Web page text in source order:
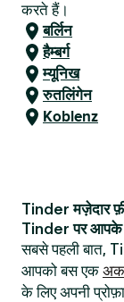
करते हैं।
बर्लिन
हैम्बर्ग
म्यूनिख
रुतलिंगेन
Koblenz
Tinder मज़ेदार
Tinder पर आपके
सबसे पहली बात,
आपको बस एक
के लिए अपनी